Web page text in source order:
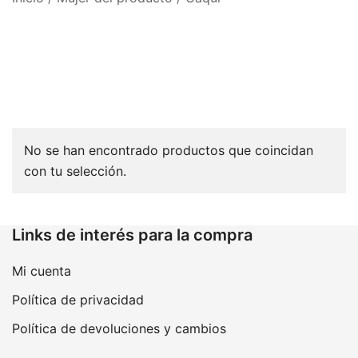
No se han encontrado productos que coincidan
con tu selección.
Links de interés para la compra
Mi cuenta
Política de privacidad
Política de devoluciones y cambios